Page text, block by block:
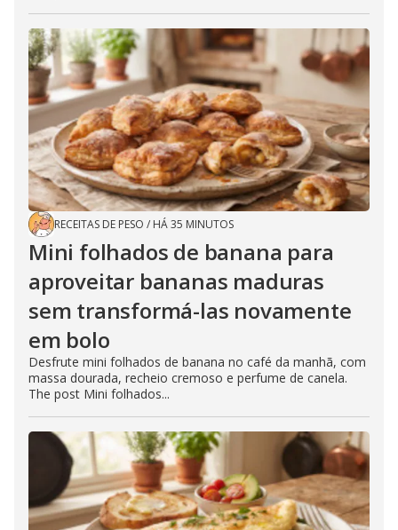
RECEITAS DE PESO / HÁ 35 MINUTOS
Mini folhados de banana para
aproveitar bananas maduras
sem transformá-las novamente
em bolo
Desfrute mini folhados de banana no café da manhã, com
massa dourada, recheio cremoso e perfume de canela.
The post Mini folhados...